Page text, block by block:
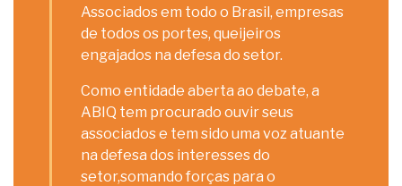
Associados em todo o Brasil, empresas
de todos os portes, queijeiros
engajados na defesa do setor.
Como entidade aberta ao debate, a
ABIQ tem procurado ouvir seus
associados e tem sido uma voz atuante
na defesa dos interesses do
setor,somando forças para o